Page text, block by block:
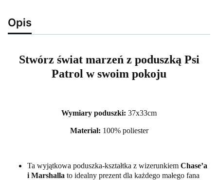
Opis
Stwórz świat marzeń z poduszką Psi
Patrol w swoim pokoju
Wymiary poduszki: 37x33cm
Materiał: 100% poliester
Ta wyjątkowa poduszka-kształtka z wizerunkiem Chase’a
i Marshalla to idealny prezent dla każdego małego fana